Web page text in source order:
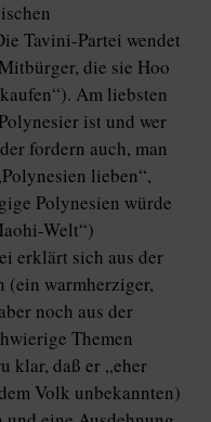
Tavini-Partei wendet
die sie Hoo
Am liebsten
ist und wer
fordern auch, man
lieben“,
Polynesien würde
Welt“)
erklärt sich aus der
(ein warmherziger,
noch aus der
Themen
klar, daß er „eher
Volk unbekannten)